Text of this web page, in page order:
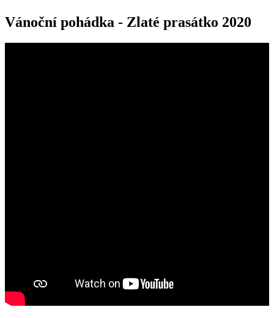
Vánoční pohádka - Zlaté prasátko 2020